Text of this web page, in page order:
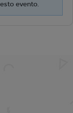
evento.